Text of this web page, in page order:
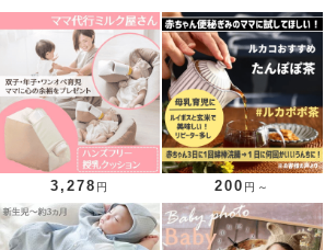
3,278 円 200 円～